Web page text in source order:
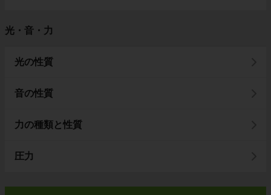
光・音・力
光の性質
音の性質
力の種類と性質
圧力